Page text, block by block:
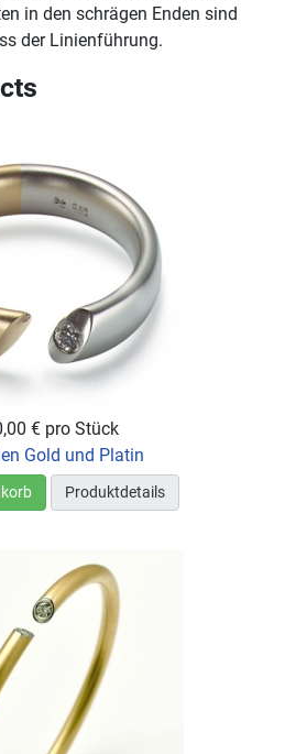
in den schrägen Enden sind
der Linienführung.
€ pro Stück
Gold und Platin
Produktdetails